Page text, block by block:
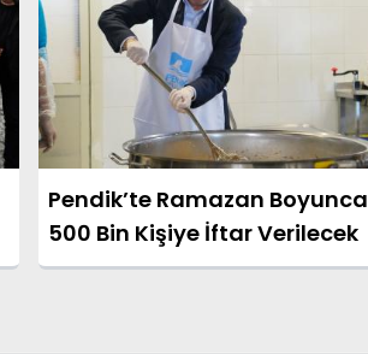
Pendik’te Ramazan Boyunca
500 Bin Kişiye İftar Verilecek